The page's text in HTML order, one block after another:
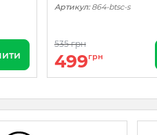
Артикул:864-btsc-s
535 грн
499грн